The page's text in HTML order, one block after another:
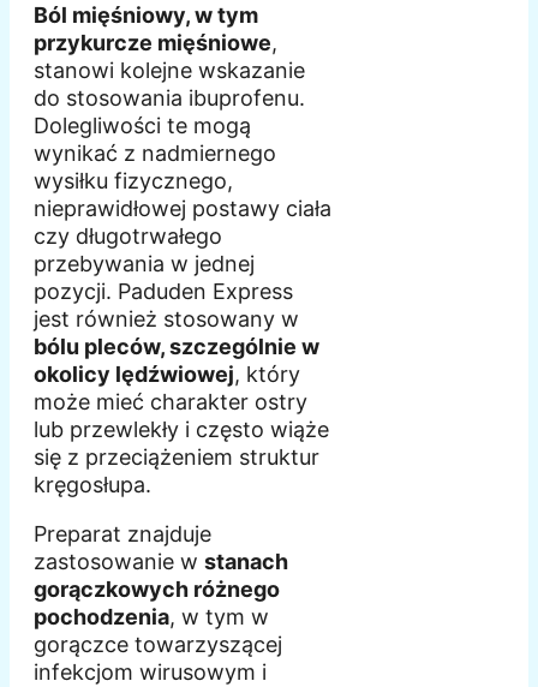
Ból mięśniowy, w tym
przykurcze mięśniowe,
stanowi kolejne wskazanie
do stosowania ibuprofenu.
Dolegliwości te mogą
wynikać z nadmiernego
wysiłku fizycznego,
nieprawidłowej postawy ciała
czy długotrwałego
przebywania w jednej
pozycji. Paduden Express
jest również stosowany w
bólu pleców, szczególnie w
okolicy lędźwiowej, który
może mieć charakter ostry
lub przewlekły i często wiąże
się z przeciążeniem struktur
kręgosłupa.
Preparat znajduje
zastosowanie w stanach
gorączkowych różnego
pochodzenia, w tym w
gorączce towarzyszącej
infekcjom wirusowym i